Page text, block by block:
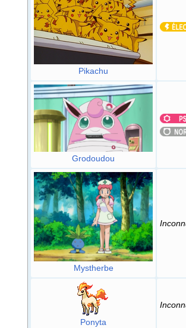
Pikachu
Grodoudou
Mystherbe
Ponyta